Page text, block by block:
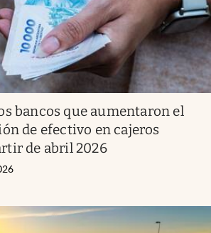
bancos que aumentaron el
de efectivo en cajeros
de abril 2026